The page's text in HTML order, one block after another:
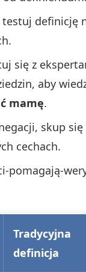
testuj definicję
się z
aby
mamę.
skup się
cechach.
pomagają-
Tradycyjna
definicja